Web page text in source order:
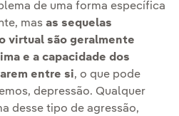
de uma forma específica
mas as sequelas
virtual são geralmente
e a capacidade dos
entre si, o que pode
depressão. Qualquer
desse tipo de agressão,